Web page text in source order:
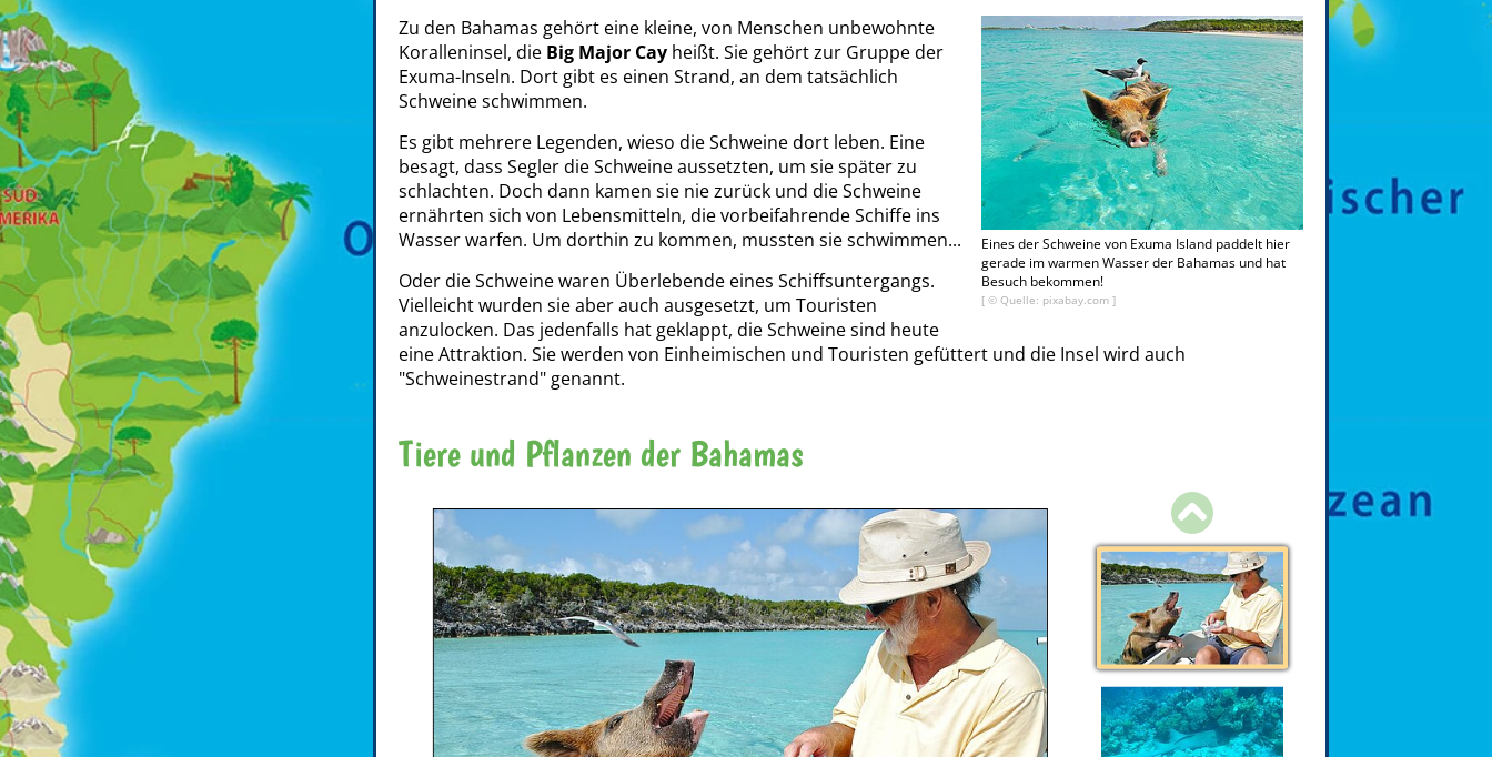
Eines der Schweine von Exuma Island paddelt hier
gerade im warmen Wasser der Bahamas und hat
Besuch bekommen!
[ © Quelle: pixabay.com ]
Zu den Bahamas gehört eine kleine, von Menschen unbewohnte
Koralleninsel, die Big Major Cay heißt. Sie gehört zur Gruppe der
Exuma-Inseln. Dort gibt es einen Strand, an dem tatsächlich
Schweine schwimmen.
Es gibt mehrere Legenden, wieso die Schweine dort leben. Eine
besagt, dass Segler die Schweine aussetzten, um sie später zu
schlachten. Doch dann kamen sie nie zurück und die Schweine
ernährten sich von Lebensmitteln, die vorbeifahrende Schiffe ins
Wasser warfen. Um dorthin zu kommen, mussten sie schwimmen...
Oder die Schweine waren Überlebende eines Schiffsuntergangs.
Vielleicht wurden sie aber auch ausgesetzt, um Touristen
anzulocken. Das jedenfalls hat geklappt, die Schweine sind heute
eine Attraktion. Sie werden von Einheimischen und Touristen gefüttert und die Insel wird auch
"Schweinestrand" genannt.
Tiere und Pflanzen der Bahamas